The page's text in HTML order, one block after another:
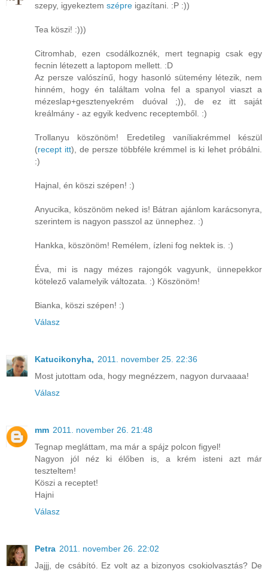
szepy, igyekeztem szépre igazítani. :P :))
Tea köszi! :)))
Citromhab, ezen csodálkoznék, mert tegnapig csak egy
fecnin létezett a laptopom mellett. :D
Az persze valószínű, hogy hasonló sütemény létezik, nem
hinném, hogy én találtam volna fel a spanyol viaszt a
mézeslap+gesztenyekrém duóval ;)), de ez itt saját
kreálmány - az egyik kedvenc receptemből. :)
Trollanyu köszönöm! Eredetileg vaníliakrémmel készül
(recept itt), de persze többféle krémmel is ki lehet próbálni.
:)
Hajnal, én köszi szépen! :)
Anyucika, köszönöm neked is! Bátran ajánlom karácsonyra,
szerintem is nagyon passzol az ünnephez. :)
Hankka, köszönöm! Remélem, ízleni fog nektek is. :)
Éva, mi is nagy mézes rajongók vagyunk, ünnepekkor
kötelező valamelyik változata. :) Köszönöm!
Bianka, köszi szépen! :)
Válasz
Katucikonyha, 2011. november 25. 22:36
Most jutottam oda, hogy megnézzem, nagyon durvaaaa!
Válasz
mm 2011. november 26. 21:48
Tegnap megláttam, ma már a spájz polcon figyel!
Nagyon jól néz ki élőben is, a krém isteni azt már
teszteltem!
Köszi a receptet!
Hajni
Válasz
Petra 2011. november 26. 22:02
Jajjj, de csábító. Ez volt az a bizonyos csokiolvasztás? De